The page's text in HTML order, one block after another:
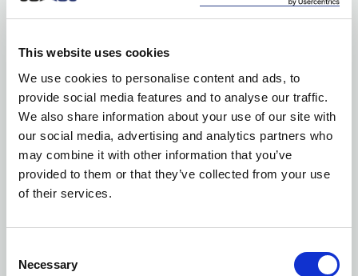
This website uses cookies
We use cookies to personalise content and ads, to
provide social media features and to analyse our traffic.
We also share information about your use of our site with
our social media, advertising and analytics partners who
may combine it with other information that you’ve
provided to them or that they’ve collected from your use
of their services.
Selection
Necessary